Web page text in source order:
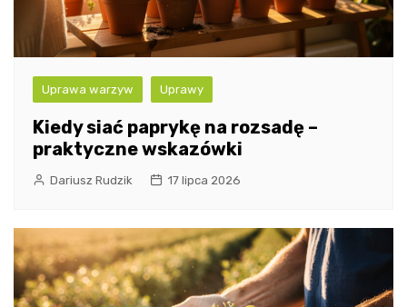
Uprawa warzyw Uprawy
Kiedy siać paprykę na rozsadę –
praktyczne wskazówki
Dariusz Rudzik 17 lipca 2026